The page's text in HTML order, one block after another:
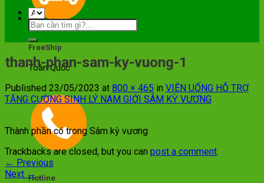
FreeShip
Toàn Quốc
Hotline
thanh-phan-sam-ky-vuong-1
Published 23/05/2023 at 800 × 465 in VIÊN UỐNG HỖ TRỢ
TĂNG CƯỜNG SINH LÝ NAM GIỚI SÂM KỲ VƯƠNG
Thành phần có trong Sâm kỳ vương
Trackbacks are closed, but you can post a comment.
← Previous
Next →